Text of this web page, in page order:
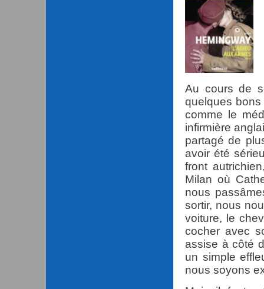
Au cours de
quelques
comme le
infirmière
partagé de
avoir été
front
Milan où
nous
sortir, nous
voiture, le
cocher avec
assise à côté
un simple
nous soyons